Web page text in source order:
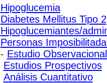
Hipoglucemia
Diabetes Mellitus Tipo 2
Hipoglucemiantes/
Personas
- Estudio
Estudios Prospectivos
Análisis Cuantitativo